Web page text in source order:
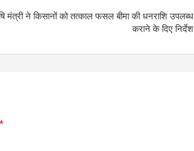
मंत्री ने किसानों को तत्काल फसल बीमा की धनराशि उपलब्ध
कराने के दिए निर्देश
*